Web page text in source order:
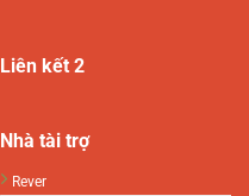
Liên kết 2
Nhà tài trợ
Rever